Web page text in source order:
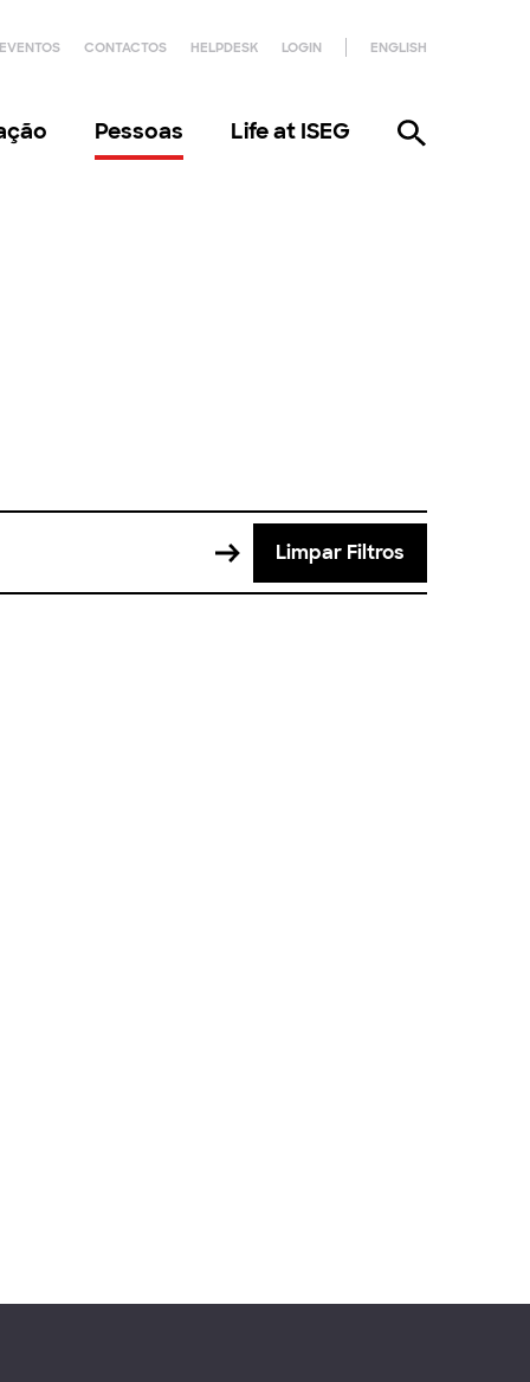
EVENTOS CONTACTOS HELPDESK LOGIN ENGLISH
Pessoas Life at ISEG
Limpar Filtros